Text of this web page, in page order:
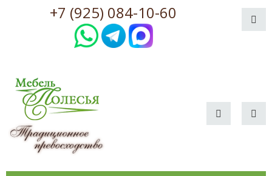
+7 (925) 084-10-60